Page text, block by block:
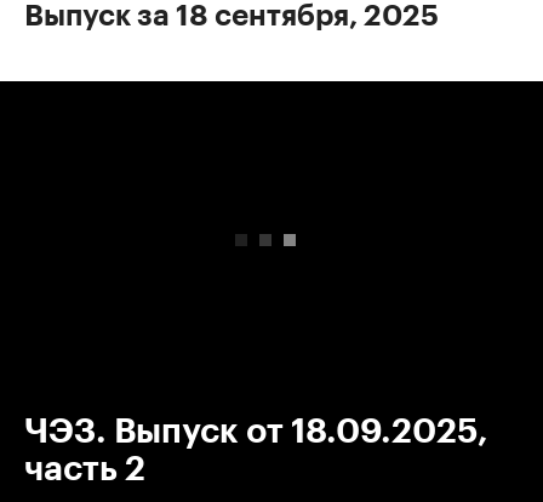
Выпуск за 18 сентября, 2025
ЧЭЗ. Выпуск от 18.09.2025,
часть 2